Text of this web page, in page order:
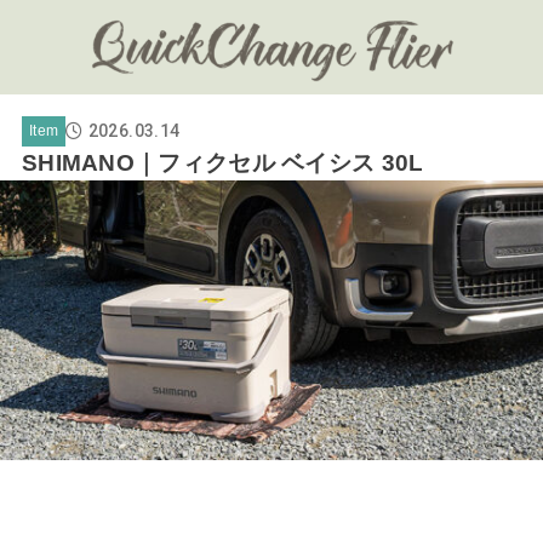
Item 2026.03.14
SHIMANO｜フィクセル ベイシス 30L